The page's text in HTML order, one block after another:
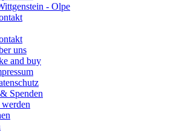
- Olpe
uns
and buy
Spenden